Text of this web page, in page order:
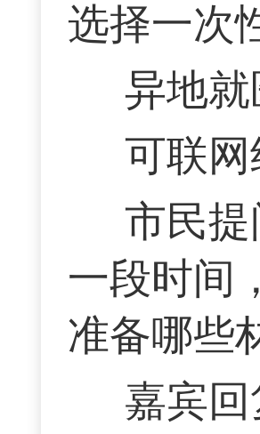
选择一次
异地
可联网
市民
一段时间
准备哪些
嘉宾